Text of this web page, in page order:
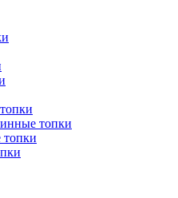
топки
топки